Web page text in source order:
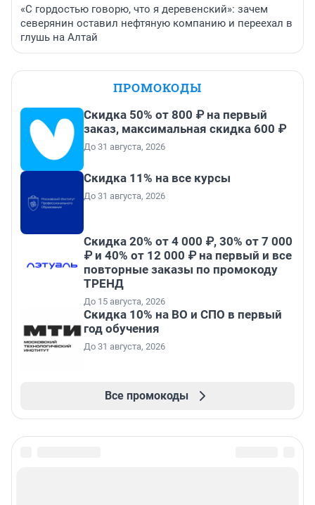
«С гордостью говорю, что я деревенский»: зачем
северянин оставил нефтяную компанию и переехал в
глушь на Алтай
ПРОМОКОДЫ
Скидка 50% от 800 ₽ на первый
заказ, максимальная скидка 600 ₽
До 31 августа, 2026
Скидка 11% на все курсы
До 31 августа, 2026
Скидка 20% от 4 000 ₽, 30% от 7 000
₽ и 40% от 12 000 ₽ на первый и все
повторные заказы по промокоду
ТРЕНД
До 15 августа, 2026
Скидка 10% на ВО и СПО в первый
год обучения
До 31 августа, 2026
Все промокоды